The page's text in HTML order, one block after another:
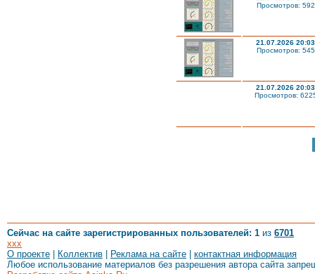
Просмотров: 592
21.07.2026 20:03
Просмотров: 545
21.07.2026 20:03
Просмотров:
Сейчас на сайте зарегистрированных пользователей: 1 из 6701
xxx
О проекте
Коллектив Реклама на сайте
контактная информация
Любое использование материалов без разрешения автора сайта